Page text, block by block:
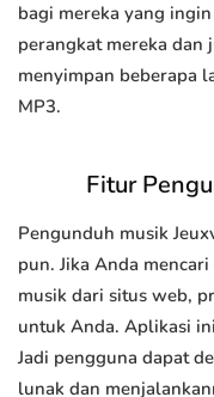
bagi mereka yang
perangkat mereka dan
menyimpan beberapa
MP3.
Fitur
Pengunduh musik
pun. Jika Anda
musik dari situs web,
untuk Anda. Aplikasi
Jadi pengguna dapat
lunak dan